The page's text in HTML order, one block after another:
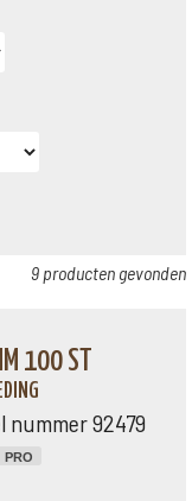
9 producten gevonden
100 ST
92479
PRO